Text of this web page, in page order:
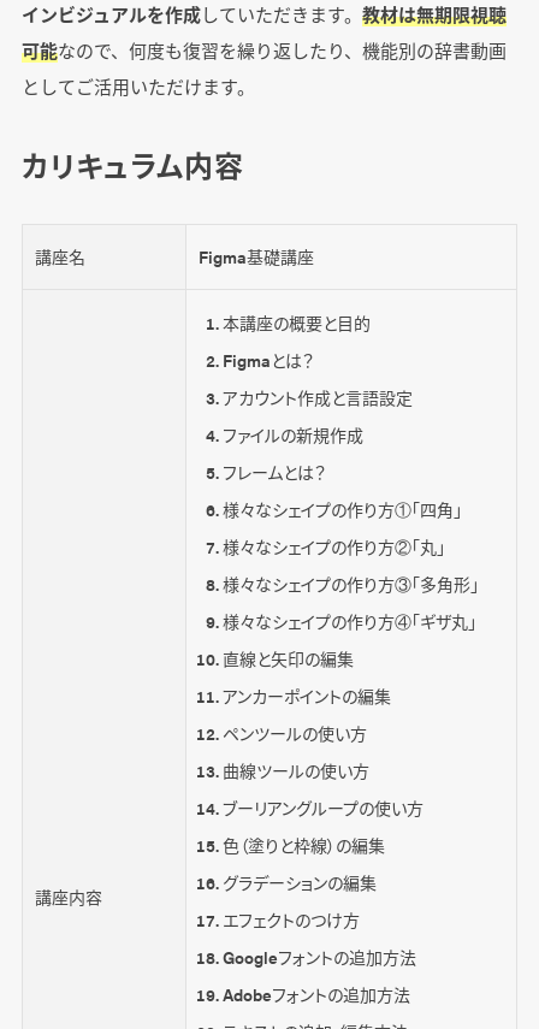
インビジュアルを作成していただきます。 教材は無期限視聴
可能なので、何度も復習を繰り返したり、機能別の辞書動画
としてご活用いただけます。
カリキュラム内容
講座名 Figma基礎講座
講座内容
本講座の概要と目的
Figmaとは？
アカウント作成と言語設定
ファイルの新規作成
フレームとは？
様々なシェイプの作り方①「四角」
様々なシェイプの作り方②「丸」
様々なシェイプの作り方③「多角形」
様々なシェイプの作り方④「ギザ丸」
直線と矢印の編集
アンカーポイントの編集
ペンツールの使い方
曲線ツールの使い方
ブーリアングループの使い方
色（塗りと枠線）の編集
グラデーションの編集
エフェクトのつけ方
Googleフォントの追加方法
Adobeフォントの追加方法